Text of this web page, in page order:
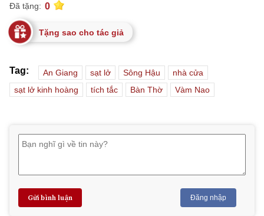
Đã tặng: 0
Tặng sao cho tác giả
Tag: An Giang sạt lở Sông Hậu
nhà cửa
sạt lở kinh hoàng
tích tắc Bàn Thờ Vàm Nao
Gửi bình luận Đăng nhập